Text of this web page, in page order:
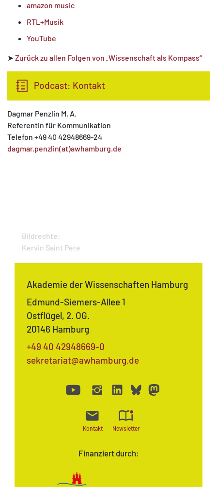
amazon music
RTL+Musik
YouTube
➤ Zurück zu allen Folgen von „Wissenschaft als Kompass“
Podcast: Kontakt
Dagmar Penzlin M. A.
Referentin für Kommunikation
Telefon +49 40 42948669-24
dagmar.penzlin(at)awhamburg.de
Bildrechte:
Kervin Saint Pere
Finanziert durch:
Akademie der Wissenschaften Hamburg
Edmund-Siemers-Allee 1
Ostflügel, 2. OG.
20146 Hamburg
+49 40 42948669-0
sekretariat@awhamburg.de
Kontakt Newsletter